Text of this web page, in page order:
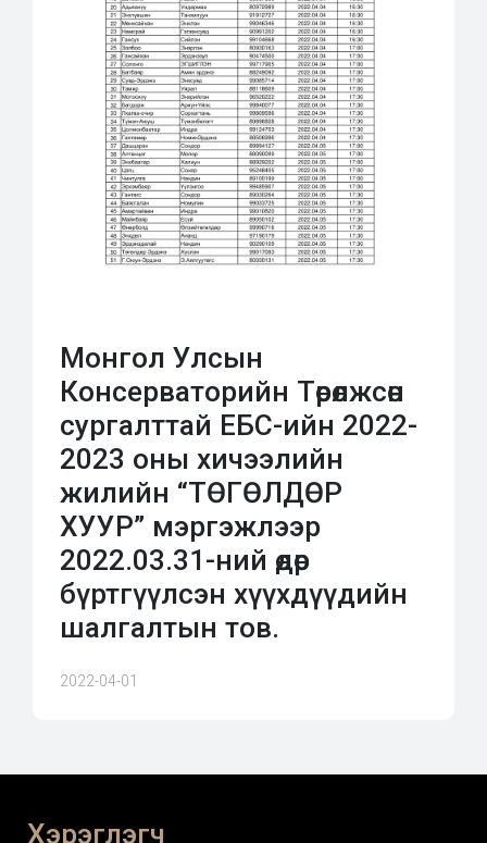
Монгол Улсын
Консерваторийн Төрөлжсөн
сургалттай ЕБС-ийн 2022-
2023 оны хичээлийн
жилийн “ТӨГӨЛДӨР
ХУУР” мэргэжлээр
2022.03.31-ний өдөр
бүртгүүлсэн хүүхдүүдийн
шалгалтын тов.
2022-04-01
Хэрэглэгч